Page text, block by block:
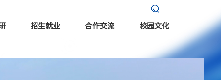
招生就业 合作交流 校园文化